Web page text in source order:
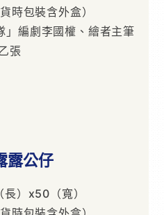
時包裝含外盒）
」編劇李國權、繪者主筆
張
露公仔
）x50（寬）